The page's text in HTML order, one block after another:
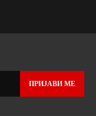
ПРИЈАВИ МЕ